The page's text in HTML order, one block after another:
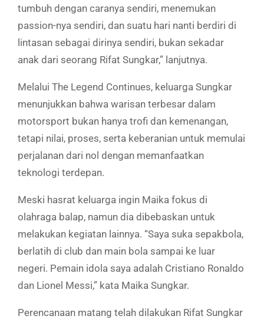
tumbuh dengan caranya sendiri, menemukan
passion-nya sendiri, dan suatu hari nanti berdiri di
lintasan sebagai dirinya sendiri, bukan sekadar
anak dari seorang Rifat Sungkar,” lanjutnya.
Melalui The Legend Continues, keluarga Sungkar
menunjukkan bahwa warisan terbesar dalam
motorsport bukan hanya trofi dan kemenangan,
tetapi nilai, proses, serta keberanian untuk memulai
perjalanan dari nol dengan memanfaatkan
teknologi terdepan.
Meski hasrat keluarga ingin Maika fokus di
olahraga balap, namun dia dibebaskan untuk
melakukan kegiatan lainnya. “Saya suka sepakbola,
berlatih di club dan main bola sampai ke luar
negeri. Pemain idola saya adalah Cristiano Ronaldo
dan Lionel Messi,” kata Maika Sungkar.
Perencanaan matang telah dilakukan Rifat Sungkar